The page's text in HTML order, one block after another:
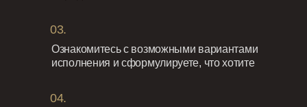
Ознакомитесь с возможными вариантами
исполнения и сформулируете, что хотите
03.
04.